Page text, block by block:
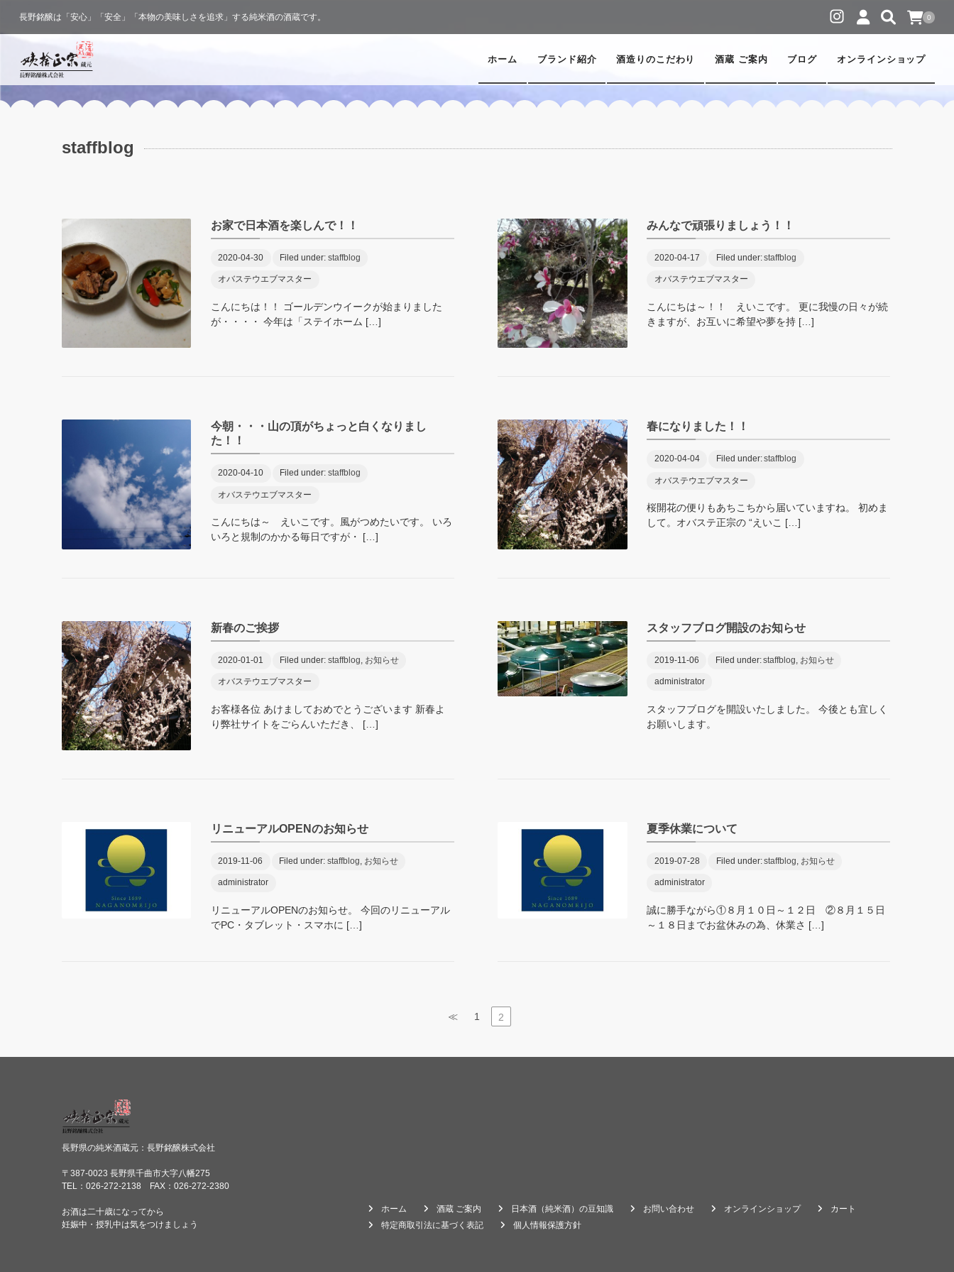
0
ホーム ブランド紹介 酒造りのこだわり 酒蔵 ご案内 ブログ オンラインショップ
長野銘醸は「安心」「安全」「本物の美味しさを追求」する純米酒の酒蔵です。
staffblog
お家で日本酒を楽しんで！！
2020-04-30 Filed under: staffblog
オバステウエブマスター
こんにちは！！ ゴールデンウイークが始まりました
が・・・・ 今年は「ステイホーム […]
みんなで頑張りましょう！！
2020-04-17 Filed under:staffblog
オバステウエブマスター
こんにちは～！！ えいこです。 更に我慢の日々が続
きますが、お互いに希望や夢を持 […]
今朝・・・山の頂がちょっと白くなりまし
た！！
2020-04-10 Filed under: staffblog
オバステウエブマスター
こんにちは～ えいこです。風がつめたいです。 いろ
いろと規制のかかる毎日ですが・ […]
春になりました！！
2020-04-04 Filed under:staffblog
オバステウエブマスター
桜開花の便りもあちこちから届いていますね。 初めま
して。オバステ正宗の “えいこ […]
新春のご挨拶
2020-01-01 Filed under: staffblog お知らせ
オバステウエブマスター
お客様各位 あけましておめでとうございます 新春よ
り弊社サイトをごらんいただき、 […]
スタッフブログ開設のお知らせ
2019-11-06 Filed under:staffblog お知らせ
administrator
スタッフブログを開設いたしました。 今後とも宜しく
お願いします。
リニューアルOPENのお知らせ
2019-11-06 Filed under: staffblog, お知らせ
administrator
リニューアルOPENのお知らせ。 今回のリニューアル
でPC・タブレット・スマホに […]
夏季休業について
2019-07-28 Filed under:staffblog, お知らせ
administrator
誠に勝手ながら①８月１０日～１２日 ②８月１５日
～１８日までお盆休みの為、休業さ […]
≪ 1 2
長野県の純米酒蔵元：長野銘醸株式会社
〒387-0023 長野県千曲市大字八幡275
TEL：026-272-2138 FAX：026-272-2380
お酒は二十歳になってから
妊娠中・授乳中は気をつけましょう
ホーム 酒蔵 ご案内 日本酒（純米酒）の豆知識 お問い合わせ オンラインショップ
カート
特定商取引法に基づく表記
個人情報保護方針